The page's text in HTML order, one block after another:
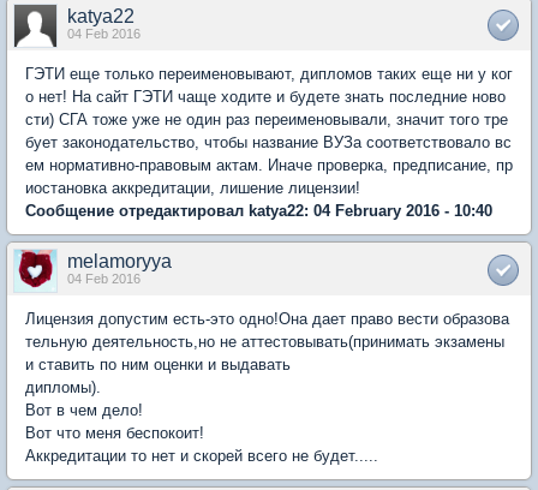
katya22
04 Feb 2016
ГЭТИ еще только переименовывают, дипломов таких еще ни у ког
о нет! На сайт ГЭТИ чаще ходите и будете знать последние ново
сти) СГА тоже уже не один раз переименовывали, значит того тре
бует законодательство, чтобы название ВУЗа соответствовало вс
ем нормативно-правовым актам. Иначе проверка, предписание, пр
иостановка аккредитации, лишение лицензии!
Сообщение отредактировал katya22: 04 February 2016 - 10:40
melamoryya
04 Feb 2016
Лицензия допустим есть-это одно!Она дает право вести образова
тельную деятельность,но не аттестовывать(принимать экзамены
и ставить по ним оценки и выдавать
дипломы).
Вот в чем дело!
Вот что меня беспокоит!
Аккредитации то нет и скорей всего не будет.....